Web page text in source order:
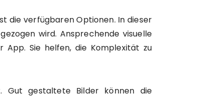
die verfügbaren Optionen. In dieser
wird. Ansprechende visuelle
App. Sie helfen, die Komplexität zu
gestaltete Bilder können die